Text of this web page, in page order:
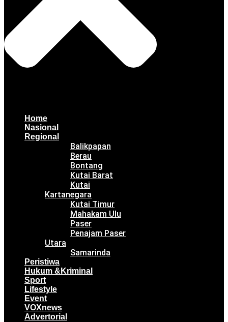
Home
Nasional
Regional
Balikpapan
Berau
Bontang
Kutai Barat
Kutai
Kartanegara
Kutai Timur
Mahakam Ulu
Paser
Penajam Paser
Utara
Samarinda
Peristiwa
Hukum &Kriminal
Sport
Lifestyle
Event
VOXnews
Advertorial